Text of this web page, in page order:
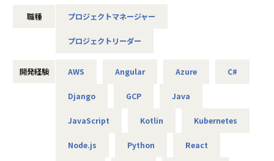
・スピード感を持った事業推進に携われる環境があり、変化
して活躍できます。
も深く関わることができ、ご自身の意思やアイデアを形にし
やすい環境です。
・「ゆたかな人生のきっかけを」を理念に掲げ、多様な職種
（コンサルタント・エンジニア・デザイナー等）が協働し合
うフラットな組織文化が根付いています。
・グループ全体が急成長フェーズにあり、主体的に組織成長
を実感しながらキャリアを築くことができます。
し、成長できる環境です
ステム開発におけるシステムエンジニア）としてご活躍いた
・Webアプリケーション、業務システム、モバイルアプリ等
・クライアントとの要件定義、仕様調整、提案・チーム内ミ
・システム保守・運用・改善
職種 プロジェクトマネージャー
プロジェクトリーダー
開発経験 AWS Angular Azure C#
Django GCP Java
JavaScript Kotlin Kubernetes
Node.js Python React